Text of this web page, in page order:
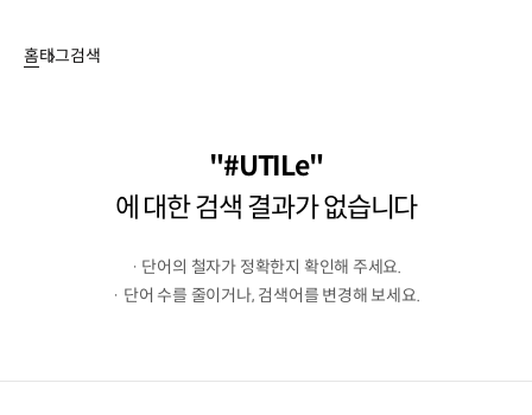
검색홈태그검색
#UTILe
에 대한 검색 결과가 없습니다
· 단어의 철자가 정확한지 확인해 주세요.
· 단어 수를 줄이거나, 검색어를 변경해 보세요.